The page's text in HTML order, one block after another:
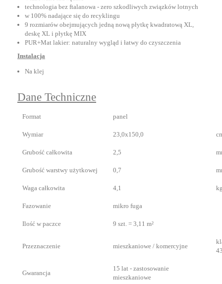
technologia bez ftalanowa - zero szkodliwych związków lotnych
w 100% nadające się do recyklingu
9 rozmiarów obejmujących jedną nową płytkę kwadratową XL,
deskę XL i płytkę MIX
PUR+Mat lakier: naturalny wygląd i łatwy do czyszczenia
Instalacja
Na klej
Dane Techniczne
Format panel
Wymiar 23,0x150,0
Grubość całkowita 2,5
Grubość warstwy użytkowej 0,7
Waga całkowita 4,1
Fazowanie mikro fuga
Ilość w paczce 9 szt. = 3,11 m²
Przeznaczenie mieszkaniowe / komercyjne
Gwarancja
15 lat - zastosowanie
mieszkaniowe